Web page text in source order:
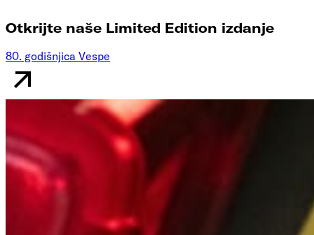
Otkrijte naše Limited Edition izdanje
80. godišnjica Vespe